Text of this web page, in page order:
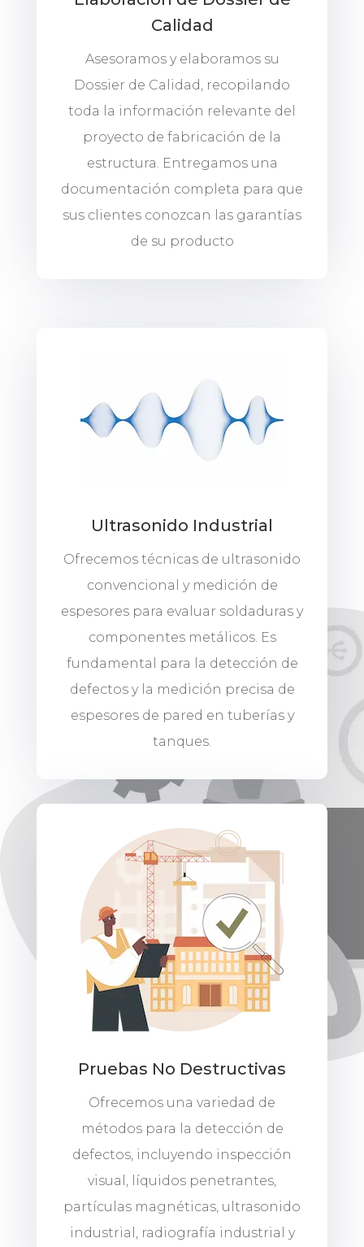
Calidad
Asesoramos y elaboramos su
Dossier de Calidad, recopilando
toda la información relevante del
proyecto de fabricación de la
estructura. Entregamos una
documentación completa para que
sus clientes conozcan las garantías
de su producto
Ultrasonido Industrial
Ofrecemos técnicas de ultrasonido
convencional y medición de
espesores para evaluar soldaduras y
componentes metálicos. Es
fundamental para la detección de
defectos y la medición precisa de
espesores de pared en tuberías y
tanques.
Pruebas No Destructivas
Ofrecemos una variedad de
métodos para la detección de
defectos, incluyendo inspección
visual, líquidos penetrantes,
partículas magnéticas, ultrasonido
industrial, radiografía industrial y